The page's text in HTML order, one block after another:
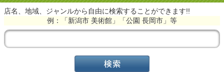
店名、地域、ジャンルから自由に検索することができます!!
例：「新潟市 美術館」「公園 長岡市」等